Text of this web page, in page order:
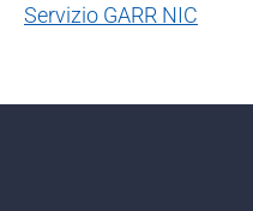
Servizio GARR NIC